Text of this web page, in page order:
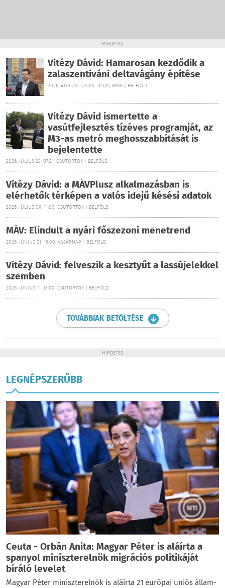
HIRDETÉS
Vitézy Dávid: Hamarosan kezdődik a
zalaszentiváni deltavágány építése
2026. AUGUSZTUS 04. 10:00, KEDD | BELFÖLD
Vitézy Dávid ismertette a
vasútfejlesztés tízéves programját, az
M3-as metró meghosszabbítását is
bejelentette
2026. JÚLIUS 23. 07:21, CSÜTÖRTÖK | BELFÖLD
Vitézy Dávid: a MÁVPlusz alkalmazásban is
elérhetők térképen a valós idejű késési adatok
2026. JÚLIUS 09. 11:00, CSÜTÖRTÖK | BELFÖLD
MÁV: Elindult a nyári főszezoni menetrend
2026. JÚNIUS 21. 16:00, VASÁRNAP | BELFÖLD
Vitézy Dávid: felveszik a kesztyűt a lassújelekkel
szemben
2026. JÚNIUS 11. 13:00, CSÜTÖRTÖK | BELFÖLD
TOVÁBBIAK BETÖLTÉSE
HIRDETÉS
LEGNÉPSZERŰBB
Ceuta - Orbán Anita: Magyar Péter is aláírta a
spanyol miniszterelnök migrációs politikáját
bíráló levelet
Magyar Péter miniszterelnök is aláírta 21 európai uniós állam-